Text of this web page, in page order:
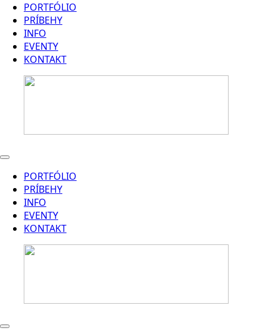
PORTFÓLIO
PRÍBEHY
INFO
EVENTY
KONTAKT
PORTFÓLIO
PRÍBEHY
INFO
EVENTY
KONTAKT